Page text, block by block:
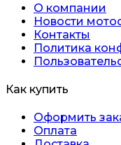
О компании
Новости
Контакты
Политика
Как купить
Оформить
Оплата